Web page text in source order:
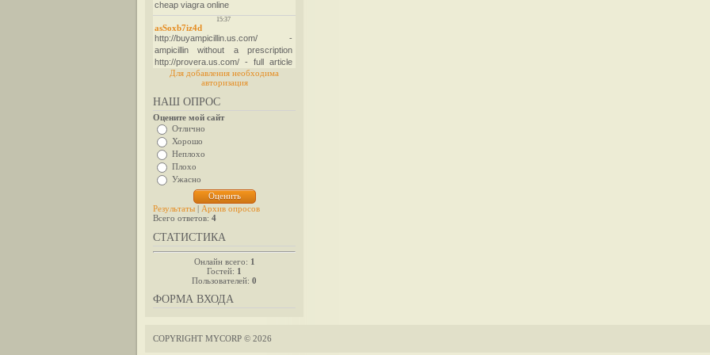
Для добавления необходима
авторизация
НАШ ОПРОС
Оцените мой сайт
Отлично
Хорошо
Неплохо
Плохо
Ужасно
Результаты | Архив опросов
Всего ответов: 4
СТАТИСТИКА
Онлайн всего: 1
Гостей: 1
Пользователей: 0
ФОРМА ВХОДА
COPYRIGHT MYCORP © 2026